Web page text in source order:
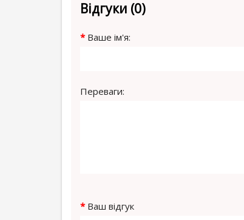
Відгуки (0)
Ваше ім'я:
Переваги:
Ваш відгук